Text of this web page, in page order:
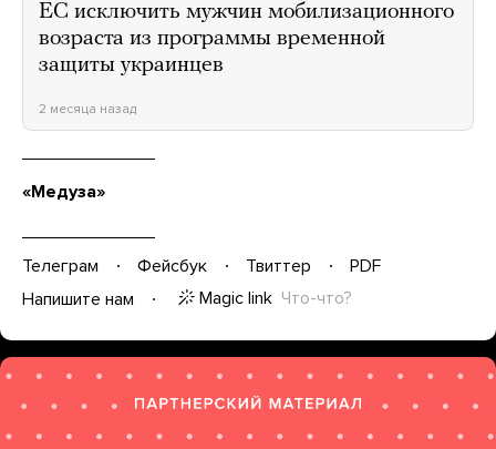
ЕС исключить мужчин мобилизационного
возраста из программы временной
защиты украинцев
2 месяца назад
«Медуза»
Телеграм Фейсбук Твиттер
PDF
Напишите нам
Magic link Что-что?